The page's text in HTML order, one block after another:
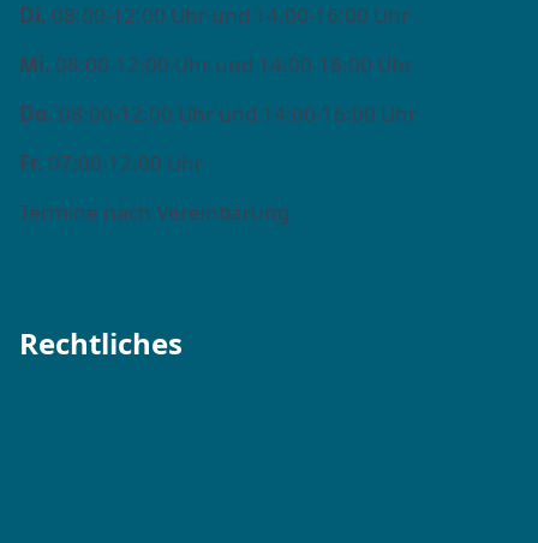
Di. 08:00-12:00 Uhr und 14:00-16:00 Uhr
Mi. 08:00-12:00 Uhr und 14:00-18:00 Uhr
Do. 08:00-12:00 Uhr und 14:00-16:00 Uhr
Fr. 07:00-12:00 Uhr
Termine nach Vereinbarung
Rechtliches